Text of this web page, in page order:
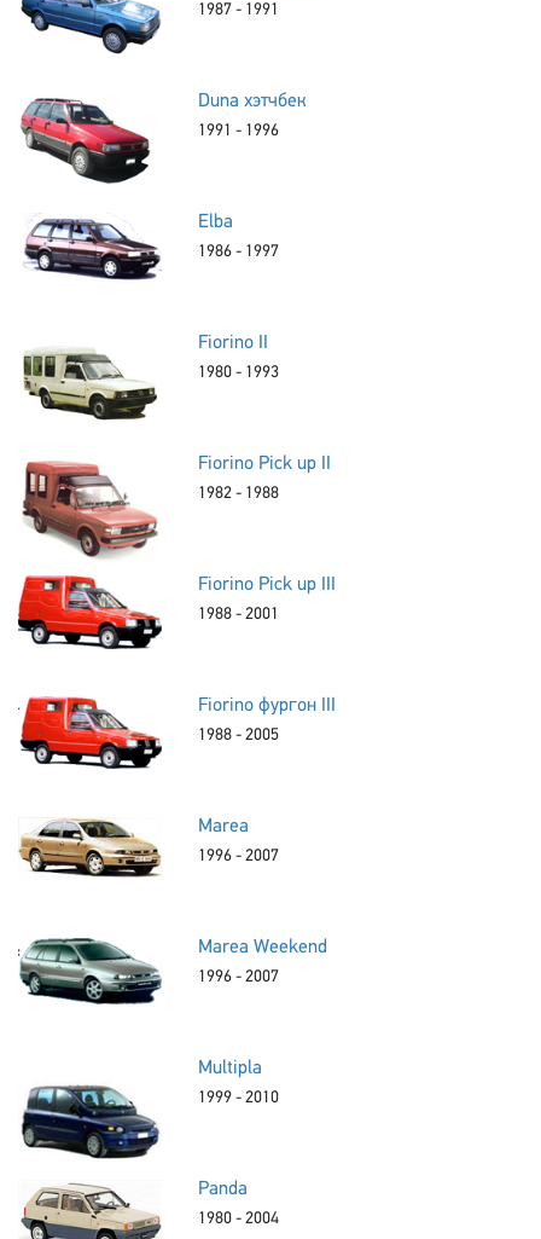
1987 - 1991
Duna хэтчбек
1991 - 1996
Elba
1986 - 1997
Fiorino II
1980 - 1993
Fiorino Pick up II
1982 - 1988
Fiorino Pick up III
1988 - 2001
Fiorino фургон III
1988 - 2005
Marea
1996 - 2007
Marea Weekend
1996 - 2007
Multipla
1999 - 2010
Panda
1980 - 2004